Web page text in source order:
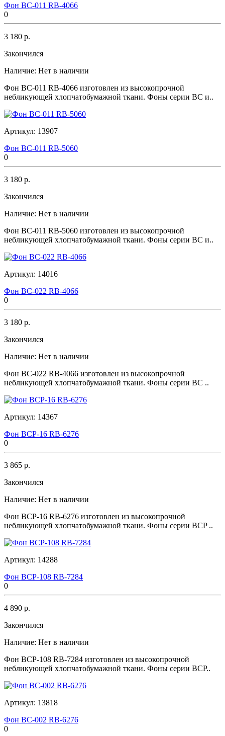
Фон BC-011 RB-4066
0
3 180 р.
Закончился
Наличие: Нет в наличии
Фон BC-011 RB-4066 изготовлен из высокопрочной
небликующей хлопчатобумажной ткани. Фоны серии BC и..
Артикул: 13907
Фон BC-011 RB-5060
0
3 180 р.
Закончился
Наличие: Нет в наличии
Фон BC-011 RB-5060 изготовлен из высокопрочной
небликующей хлопчатобумажной ткани. Фоны серии BC и..
Артикул: 14016
Фон BC-022 RB-4066
0
3 180 р.
Закончился
Наличие: Нет в наличии
Фон BC-022 RB-4066 изготовлен из высокопрочной
небликующей хлопчатобумажной ткани. Фоны серии BC ..
Артикул: 14367
Фон BCP-16 RB-6276
0
3 865 р.
Закончился
Наличие: Нет в наличии
Фон BCP-16 RB-6276 изготовлен из высокопрочной
небликующей хлопчатобумажной ткани. Фоны серии BCP ..
Артикул: 14288
Фон BCP-108 RB-7284
0
4 890 р.
Закончился
Наличие: Нет в наличии
Фон BCP-108 RB-7284 изготовлен из высокопрочной
небликующей хлопчатобумажной ткани. Фоны серии BCP..
Артикул: 13818
Фон BC-002 RB-6276
0